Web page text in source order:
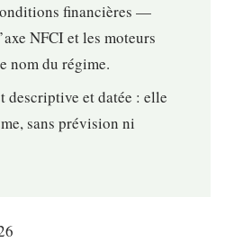
financières —
NFCI et les moteurs
nom du régime.
descriptive et datée : elle
sans prévision ni